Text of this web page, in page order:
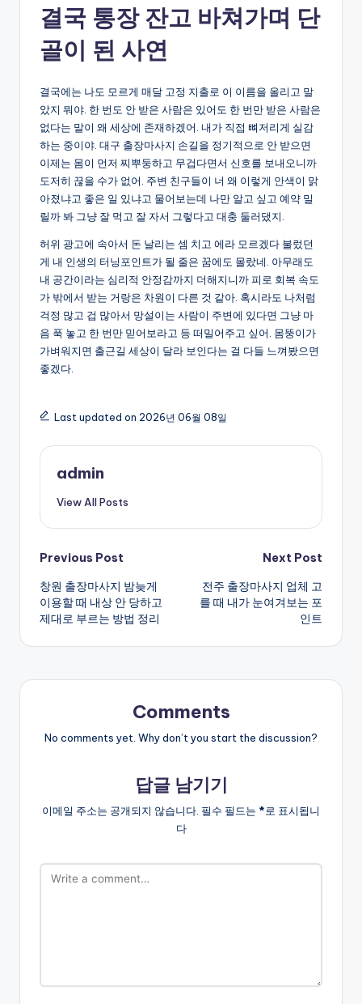
결국 통장 잔고 바쳐가며 단
골이 된 사연
결국에는 나도 모르게 매달 고정 지출로 이 이름을 올리고 말
았지 뭐야. 한 번도 안 받은 사람은 있어도 한 번만 받은 사람은
없다는 말이 왜 세상에 존재하겠어. 내가 직접 뼈저리게 실감
하는 중이야. 대구 출장마사지 손길을 정기적으로 안 받으면
이제는 몸이 먼저 찌뿌둥하고 무겁다면서 신호를 보내오니까
도저히 끊을 수가 없어. 주변 친구들이 너 왜 이렇게 안색이 맑
아졌냐고 좋은 일 있냐고 물어보는데 나만 알고 싶고 예약 밀
릴까 봐 그냥 잘 먹고 잘 자서 그렇다고 대충 둘러댔지.
허위 광고에 속아서 돈 날리는 셈 치고 에라 모르겠다 불렀던
게 내 인생의 터닝포인트가 될 줄은 꿈에도 몰랐네. 아무래도
내 공간이라는 심리적 안정감까지 더해지니까 피로 회복 속도
가 밖에서 받는 거랑은 차원이 다른 것 같아. 혹시라도 나처럼
걱정 많고 겁 많아서 망설이는 사람이 주변에 있다면 그냥 마
음 푹 놓고 한 번만 믿어보라고 등 떠밀어주고 싶어. 몸뚱이가
가벼워지면 출근길 세상이 달라 보인다는 걸 다들 느껴봤으면
좋겠다.
Last updated on 2026년 06월 08일
admin
View All Posts
Post
navigation
Previous Post
창원 출장마사지 밤늦게
이용할 때 내상 안 당하고
제대로 부르는 방법 정리
Next Post
전주 출장마사지 업체 고
를 때 내가 눈여겨보는 포
인트
Comments
No comments yet. Why don’t you start the discussion?
답글 남기기
이메일 주소는 공개되지 않습니다. 필수 필드는 *로 표시됩니
다